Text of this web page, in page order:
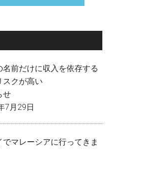
名前だけに収入を依存する
スクが高い
せ
7月29日
マレーシアに行ってきま